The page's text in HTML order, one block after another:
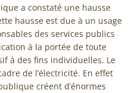
a constaté une hausse
hausse est due à un usage
des services publics
à la portée de toute
à des fins individuelles. Le
de l’électricité. En effet
créent d’énormes